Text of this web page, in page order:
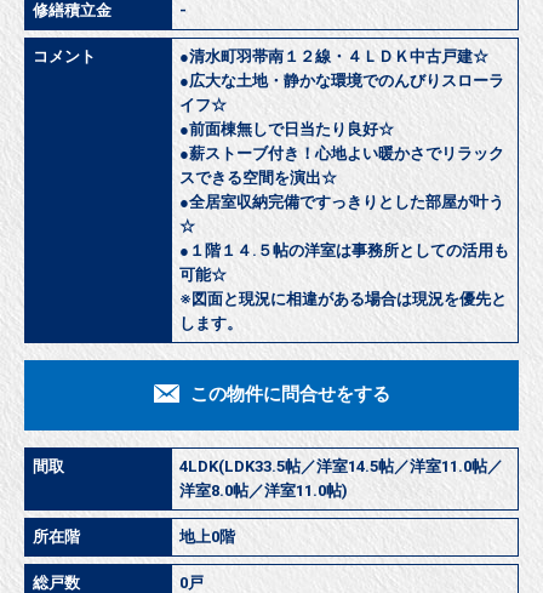
修繕積立金 -
コメント
●清水町羽帯南１２線・４ＬＤＫ中古戸建☆
●広大な土地・静かな環境でのんびりスローラ
イフ☆
●前面棟無しで日当たり良好☆
●薪ストーブ付き！心地よい暖かさでリラック
スできる空間を演出☆
●全居室収納完備ですっきりとした部屋が叶う
☆
●１階１４.５帖の洋室は事務所としての活用も
可能☆
※図面と現況に相違がある場合は現況を優先と
します。
この物件に問合せをする
間取
4LDK(LDK33.5帖／洋室14.5帖／洋室11.0帖／
洋室8.0帖／洋室11.0帖)
所在階 地上0階
総戸数 0戸